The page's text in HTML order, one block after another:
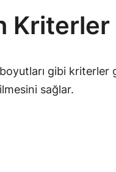
Kriterler
gibi
sağlar.